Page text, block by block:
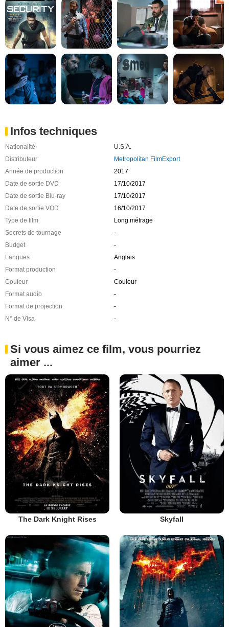
Infos techniques
Nationalité
U.S.A.
Distributeur
Metropolitan FilmExport
Année de production
2017
Date de sortie DVD
17/10/2017
Date de sortie Blu-ray
17/10/2017
Date de sortie VOD
16/10/2017
Type de film
Long métrage
Secrets de tournage
-
Budget
-
Langues
Anglais
Format production
-
Couleur
Couleur
Format audio
-
Format de projection
-
N° de Visa
-
Si vous aimez ce film, vous pourriez
aimer ...
The Dark Knight Rises Skyfall